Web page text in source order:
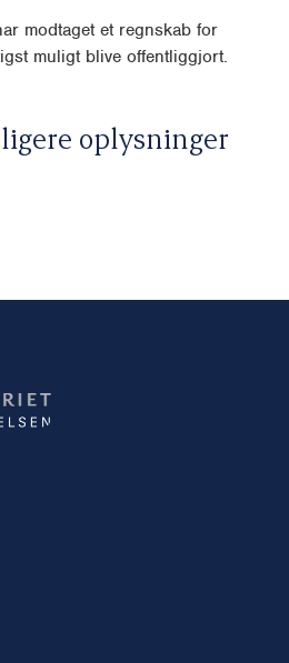
modtaget et regnskab for
muligt blive offentliggjort.
oplysninger